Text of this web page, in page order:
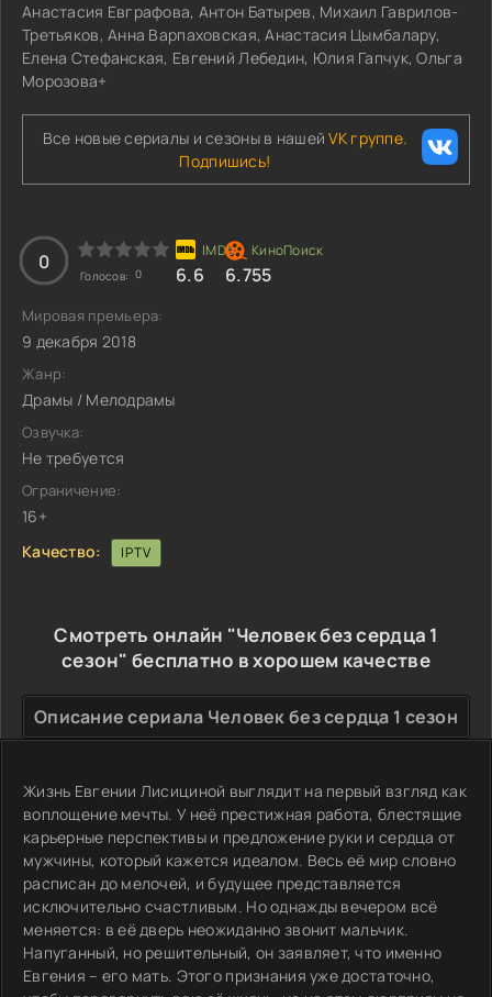
Анастасия Евграфова, Антон Батырев, Михаил Гаврилов-
Третьяков, Анна Варпаховская, Анастасия Цымбалару,
Елена Стефанская, Евгений Лебедин, Юлия Гапчук, Ольга
Морозова+
Все новые сериалы и сезоны в нашейVK группе.
Подпишись!
0
Голосов: 0 6.6 6.755
Мировая премьера:
9 декабря 2018
Жанр:
Драмы / Мелодрамы
Озвучка:
Не требуется
Ограничение:
16+
Качество:
IPTV
Смотреть онлайн "Человек без сердца 1
сезон" бесплатно в хорошем качестве
Описание сериала Человек без сердца 1 сезон
Жизнь Евгении Лисициной выглядит на первый взгляд как
воплощение мечты. У неё престижная работа, блестящие
карьерные перспективы и предложение руки и сердца от
мужчины, который кажется идеалом. Весь её мир словно
расписан до мелочей, и будущее представляется
исключительно счастливым. Но однажды вечером всё
меняется: в её дверь неожиданно звонит мальчик.
Напуганный, но решительный, он заявляет, что именно
Евгения – его мать. Этого признания уже достаточно,